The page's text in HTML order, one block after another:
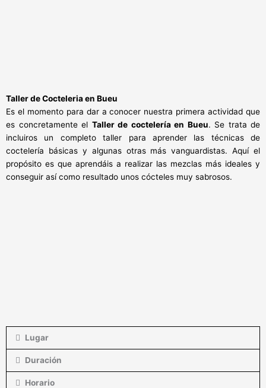
Taller de Cocteleria en Bueu
Es el momento para dar a conocer nuestra primera actividad que
es concretamente el Taller de coctelería en Bueu. Se trata de
incluiros un completo taller para aprender las técnicas de
coctelería básicas y algunas otras más vanguardistas. Aquí el
propósito es que aprendáis a realizar las mezclas más ideales y
conseguir así como resultado unos cócteles muy sabrosos.
Lugar
Duración
Horario